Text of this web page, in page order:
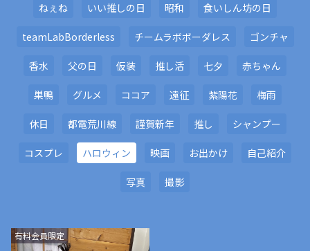
ねぇね いい推しの日 昭和 食いしん坊の日
teamLabBorderless チームラボボーダレス ゴンチャ
香水 父の日 仮装 推し活 七夕 赤ちゃん
巣鴨 グルメ ココア 遠征 紫陽花 梅雨
休日 都電荒川線 謹賀新年 推し シャンプー
コスプレ ハロウィン 映画 お出かけ 自己紹介
写真 撮影
有料会員限定